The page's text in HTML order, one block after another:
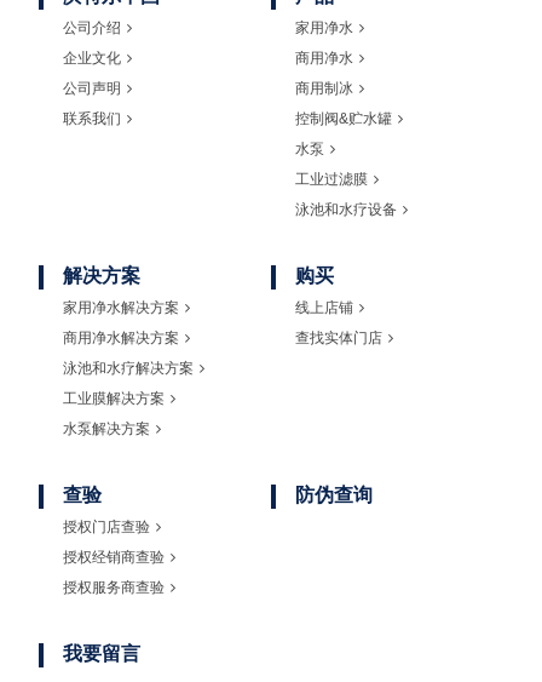
公司介绍
企业文化
公司声明
联系我们
家用净水
商用净水
商用制冰
控制阀&贮水罐
水泵
工业过滤膜
泳池和水疗设备
解决方案
家用净水解决方案
商用净水解决方案
泳池和水疗解决方案
工业膜解决方案
水泵解决方案
购买
线上店铺
查找实体门店
查验
授权门店查验
授权经销商查验
授权服务商查验
防伪查询
我要留言